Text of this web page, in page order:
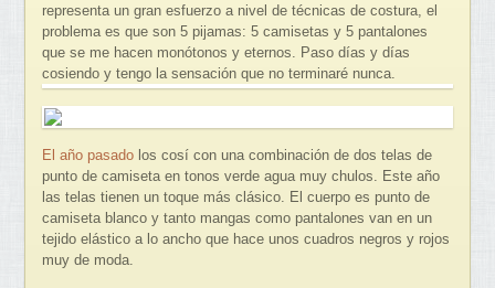
representa un gran esfuerzo a nivel de técnicas de costura, el
problema es que son 5 pijamas: 5 camisetas y 5 pantalones
que se me hacen monótonos y eternos. Paso días y días
cosiendo y tengo la sensación que no terminaré nunca.
El año pasado los cosí con una combinación de dos telas de
punto de camiseta en tonos verde agua muy chulos. Este año
las telas tienen un toque más clásico. El cuerpo es punto de
camiseta blanco y tanto mangas como pantalones van en un
tejido elástico a lo ancho que hace unos cuadros negros y rojos
muy de moda.